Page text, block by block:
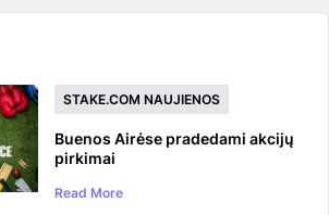
STAKE.COM NAUJIENOS
Buenos Airėse pradedami akcijų
pirkimai
Read More